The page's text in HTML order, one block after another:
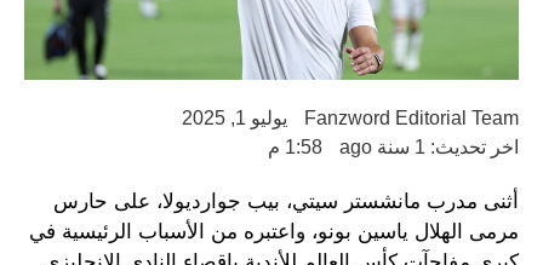
Fanzword Editorial Team
يوليو 1, 2025
اخر تحديث: 1 سنة ago
1:58 م
أثنى مدرب مانشستر سيتي، بيب جوارديولا، على حارس
مرمى الهلال ياسين بونو، واعتبره من الأسباب الرئيسية في